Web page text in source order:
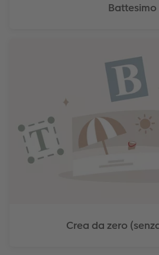
Battesimo
Crea da zero